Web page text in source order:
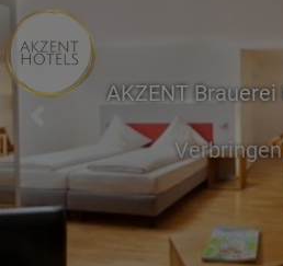
AKZENT
Verbringen Sie
schönen